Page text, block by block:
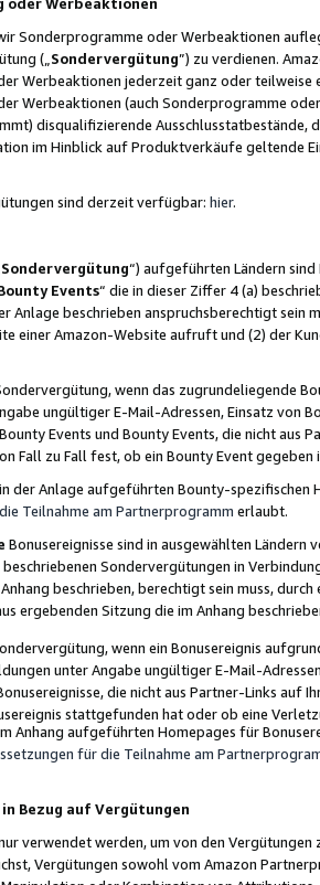
Sonderprogramme oder Werbeaktionen
(„ Sondervergütung”) zu verdienen.
Werbeaktionen jederzeit ganz oder
Werbeaktionen (auch Sonderprogramme
disqualifizierende Ausschlusstatbestände,
im Hinblick auf Produktverkäufe geltende
sind derzeit verfügbar: hier.
Sondervergütung“) aufgeführten Ländern
Events“ die in dieser Ziffer 4 (a)
Anlage beschrieben anspruchsberechtigt sein
einer Amazon-Website aufruft und (2) der
wenn das zugrundeliegende
ungültiger E-Mail-Adressen, Einsatz von
Events und Bounty Events, die nicht
Fall zu Fall fest, ob ein Bounty Event
der Anlage aufgeführten Bounty-spezifischen
Teilnahme am Partnerprogramm erlaubt.
Bonusereignisse sind in ausgewählten Ländern
Sondervergütungen in
beschrieben, berechtigt sein muss,
ergebenden Sitzung die im Anhang
wenn ein Bonusereignis
unter Angabe ungültiger E-Mail-
die nicht aus Partner-Links auf
stattgefunden hat oder ob eine
Anhang aufgeführten Homepages für
für die Teilnahme am
Bezug auf Vergütungen
verwendet werden, um von den
Vergütungen sowohl vom Amazon